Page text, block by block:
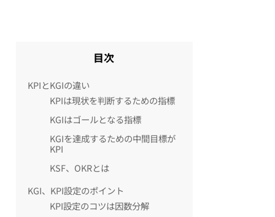
目次
KPIとKGIの違い
KPIは現状を判断するための指標
KGIはゴールとなる指標
KGIを達成するための中間目標が
KPI
KSF、OKRとは
KGI、KPI設定のポイント
KPI設定のコツは因数分解